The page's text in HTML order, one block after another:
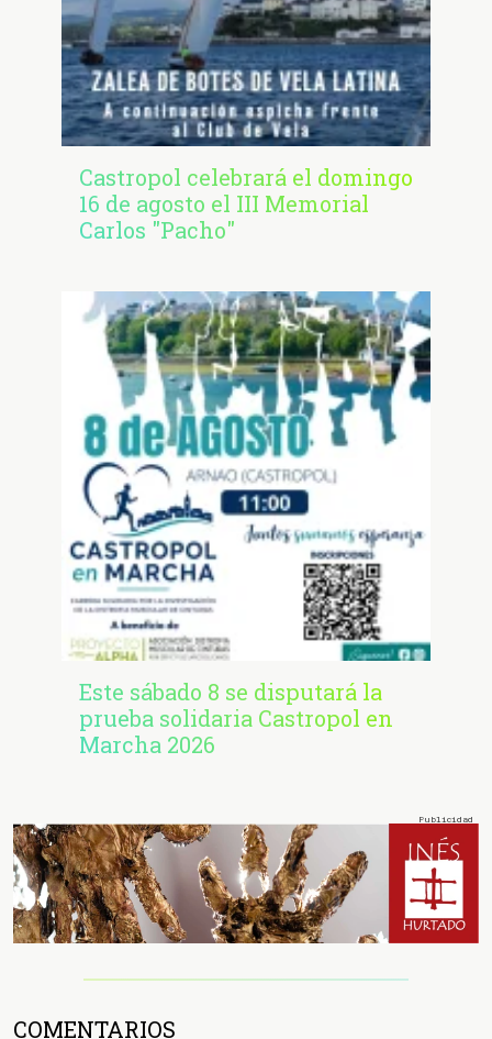
Castropol celebrará el domingo
16 de agosto el III Memorial
Carlos "Pacho"
Este sábado 8 se disputará la
prueba solidaria Castropol en
Marcha 2026
COMENTARIOS